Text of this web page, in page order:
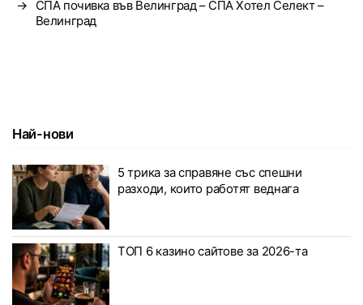
→
СПА почивка във Велинград – СПА Хотел Селект –
Велинград
Най-нови
5 трика за справяне със спешни
разходи, които работят веднага
ТОП 6 казино сайтове за 2026-та